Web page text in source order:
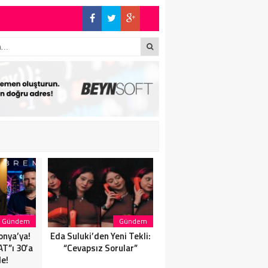
Gündem
30’a
Gündem
Eda Suluki’den Yeni Tekli:
“Cevapsız Sorular”